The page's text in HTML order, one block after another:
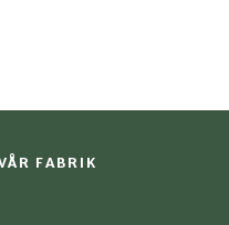
FABRIK